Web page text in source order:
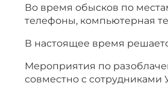
Во время обысков по
телефоны, компьютерная
В настоящее время
Мероприятия по
совместно с